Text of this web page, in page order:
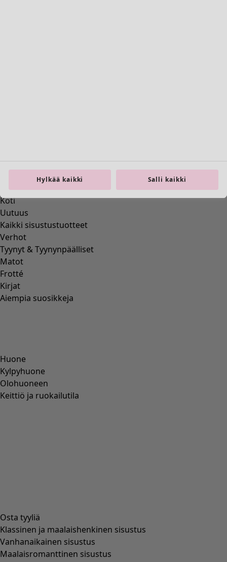
Koti
Uutuus
Kaikki sisustustuotteet
Verhot
Tyynyt & Tyynynpäälliset
Matot
Frotté
Kirjat
Aiempia suosikkeja
Huone
Kylpyhuone
Olohuoneen
Keittiö ja ruokailutila
Osta tyyliä
Klassinen ja maalaishenkinen sisustus
Vanhanaikainen sisustus
Maalaisromanttinen sisustus
Hylkää kaikki Salli kaikki